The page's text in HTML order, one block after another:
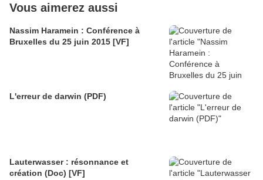
Vous aimerez aussi
Nassim Haramein : Conférence à
Bruxelles du 25 juin 2015 [VF]
L'erreur de darwin (PDF)
Lauterwasser : résonnance et
création (Doc) [VF]